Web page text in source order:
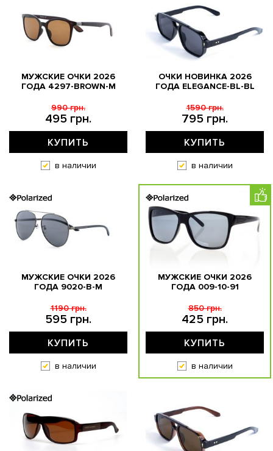
МУЖСКИЕ ОЧКИ 2026
ГОДА 4297-BROWN-M
495 грн.
990 грн.
КУПИТЬ
в наличии
ОЧКИ НОВИНКА 2026
ГОДА ELEGANCE-BL-BL
795 грн.
1590 грн.
КУПИТЬ
в наличии
МУЖСКИЕ ОЧКИ 2026
ГОДА 9020-B-M
595 грн.
1190 грн.
КУПИТЬ
в наличии
МУЖСКИЕ ОЧКИ 2026
ГОДА 009-10-91
425 грн.
850 грн.
КУПИТЬ
в наличии